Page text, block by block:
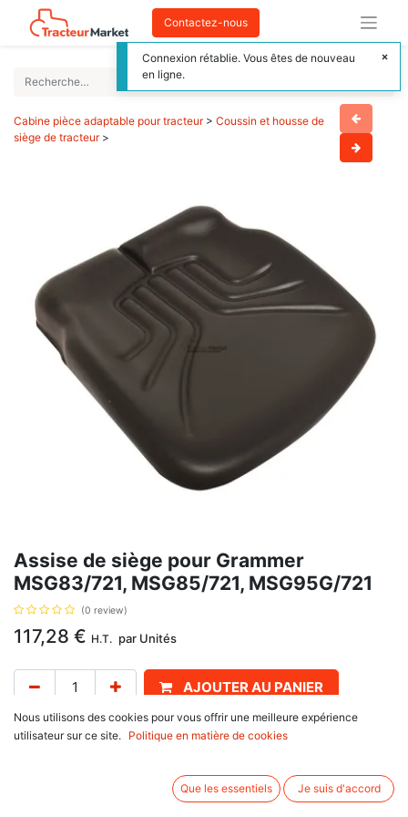
Contactez-nous
Cabine pièce adaptable pour tracteur> Coussin et housse de
siège de tracteur>
Assise de siège pour Grammer
MSG83/721, MSG85/721, MSG95G/721
(0 review)
117,28 € H.T. par Unités
AJOUTER AU PANIER
Délai de livraison : 2 jours
Nous utilisons des cookies pour vous offrir une meilleure expérience
utilisateur sur ce site.
Politique en matière de cookies
Que les essentiels Je suis d'accord
Connexion rétablie. Vous êtes de nouveau
en ligne.